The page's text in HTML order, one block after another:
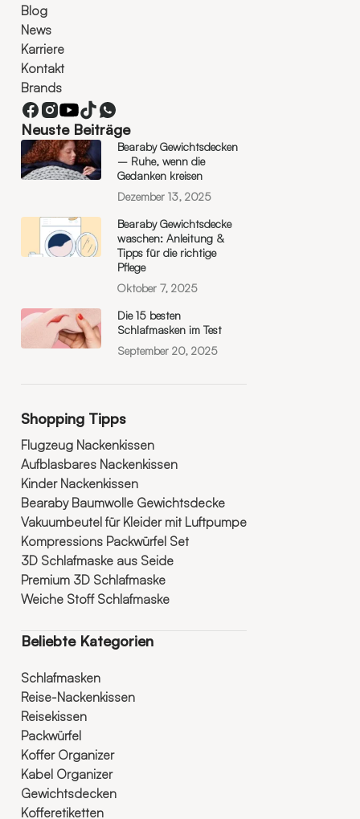
Blog
News
Karriere
Kontakt
Brands
Neuste Beiträge
Bearaby Gewichtsdecken
– Ruhe, wenn die
Gedanken kreisen
Dezember 13, 2025
Bearaby Gewichtsdecke
waschen: Anleitung &
Tipps für die richtige
Pflege
Oktober 7, 2025
Die 15 besten
Schlafmasken im Test
September 20, 2025
Shopping Tipps
Flugzeug Nackenkissen
Aufblasbares Nackenkissen
Kinder Nackenkissen
Bearaby Baumwolle Gewichtsdecke
Vakuumbeutel für Kleider mit Luftpumpe
Kompressions Packwürfel Set
3D Schlafmaske aus Seide
Premium 3D Schlafmaske
Weiche Stoff Schlafmaske
Beliebte Kategorien
Schlafmasken
Reise-Nackenkissen
Reisekissen
Packwürfel
Koffer Organizer
Kabel Organizer
Gewichtsdecken
Kofferetiketten